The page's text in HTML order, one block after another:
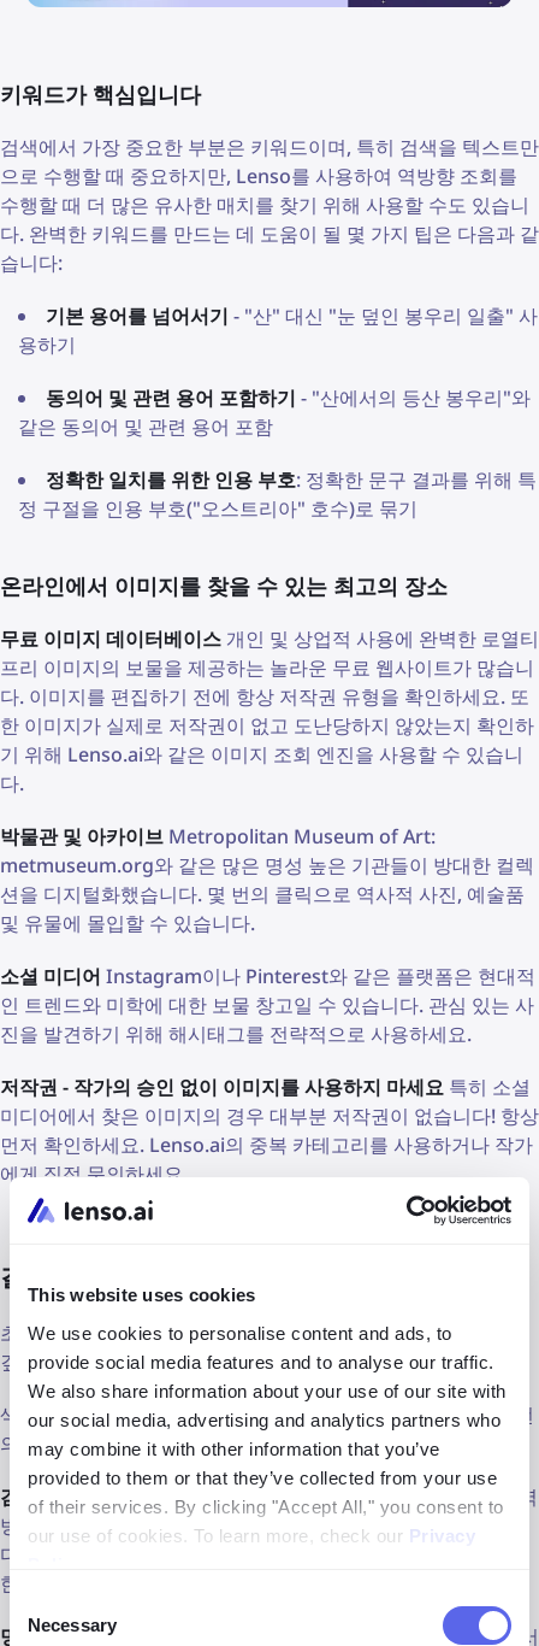
This website uses cookies
We use cookies to personalise content and ads, to
provide social media features and to analyse our traffic.
We also share information about your use of our site with
our social media, advertising and analytics partners who
may combine it with other information that you’ve
provided to them or that they’ve collected from your use
of their services. By clicking "Accept All," you consent to
our use of cookies. To learn more, check our Privacy
Selection
Necessary
키워드가 핵심입니다
검색에서 가장 중요한 부분은 키워드이며, 특히 검색을 텍스트만
으로 수행할 때 중요하지만, Lenso를 사용하여 역방향 조회를
수행할 때 더 많은 유사한 매치를 찾기 위해 사용할 수도 있습니
다. 완벽한 키워드를 만드는 데 도움이 될 몇 가지 팁은 다음과 같
습니다:
기본 용어를 넘어서기 - "산" 대신 "눈 덮인 봉우리 일출" 사
용하기
동의어 및 관련 용어 포함하기 - "산에서의 등산 봉우리"와
같은 동의어 및 관련 용어 포함
정확한 일치를 위한 인용 부호: 정확한 문구 결과를 위해 특
정 구절을 인용 부호("오스트리아" 호수)로 묶기
온라인에서 이미지를 찾을 수 있는 최고의 장소
무료 이미지 데이터베이스 개인 및 상업적 사용에 완벽한 로열티
프리 이미지의 보물을 제공하는 놀라운 무료 웹사이트가 많습니
다. 이미지를 편집하기 전에 항상 저작권 유형을 확인하세요. 또
한 이미지가 실제로 저작권이 없고 도난당하지 않았는지 확인하
기 위해 Lenso.ai와 같은 이미지 조회 엔진을 사용할 수 있습니
다.
박물관 및 아카이브 Metropolitan Museum of Art:
metmuseum.org와 같은 많은 명성 높은 기관들이 방대한 컬렉
션을 디지털화했습니다. 몇 번의 클릭으로 역사적 사진, 예술품
및 유물에 몰입할 수 있습니다.
소셜 미디어 Instagram이나 Pinterest와 같은 플랫폼은 현대적
인 트렌드와 미학에 대한 보물 창고일 수 있습니다. 관심 있는 사
진을 발견하기 위해 해시태그를 전략적으로 사용하세요.
저작권 - 작가의 승인 없이 이미지를 사용하지 마세요 특히 소셜
미디어에서 찾은 이미지의 경우 대부분 저작권이 없습니다! 항상
먼저 확인하세요. Lenso.ai의 중복 카테고리를 사용하거나 작가
에게 직접 문의하세요.
결론
초기 검색이 항상 성공적이지는 않을 수 있지만, 이 가이드가 더
깊이 탐
색할 수 있는 영감을 줬기를 바랍니다. 완벽한 사진은 종종 몇 번
의 클릭만으로 찾을 수 있습니다.
검색 마스터하기
: Lenso.ai와 같은 플랫폼을 사용하여 이미지 역
방향 검색을 활용하면 심하게 편집된 비주얼도 찾을 수 있습니
다. 더 목표 지향적인 탐색을 위해 동의어와 정확한 구절을 포함
한 구체적인 키워드를 만드세요.
명백한 것을 넘어 탐색하기
: 무료 이미지 데이터베이스를 넘어서